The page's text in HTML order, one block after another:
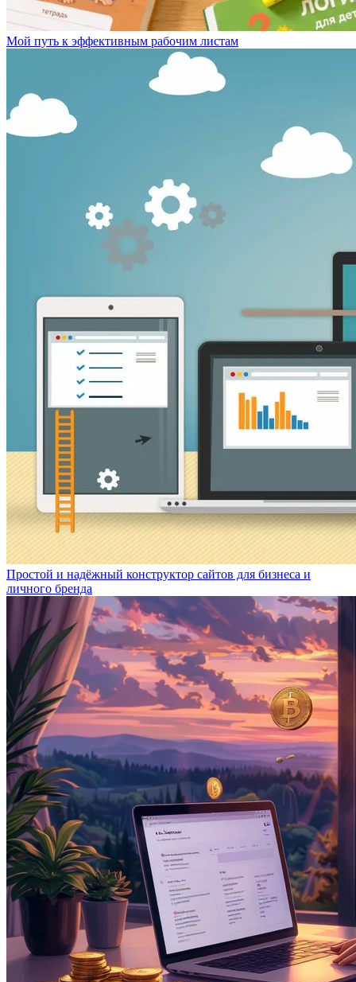
Мой путь к эффективным рабочим листам
Простой и надёжный конструктор сайтов для бизнеса и
личного бренда